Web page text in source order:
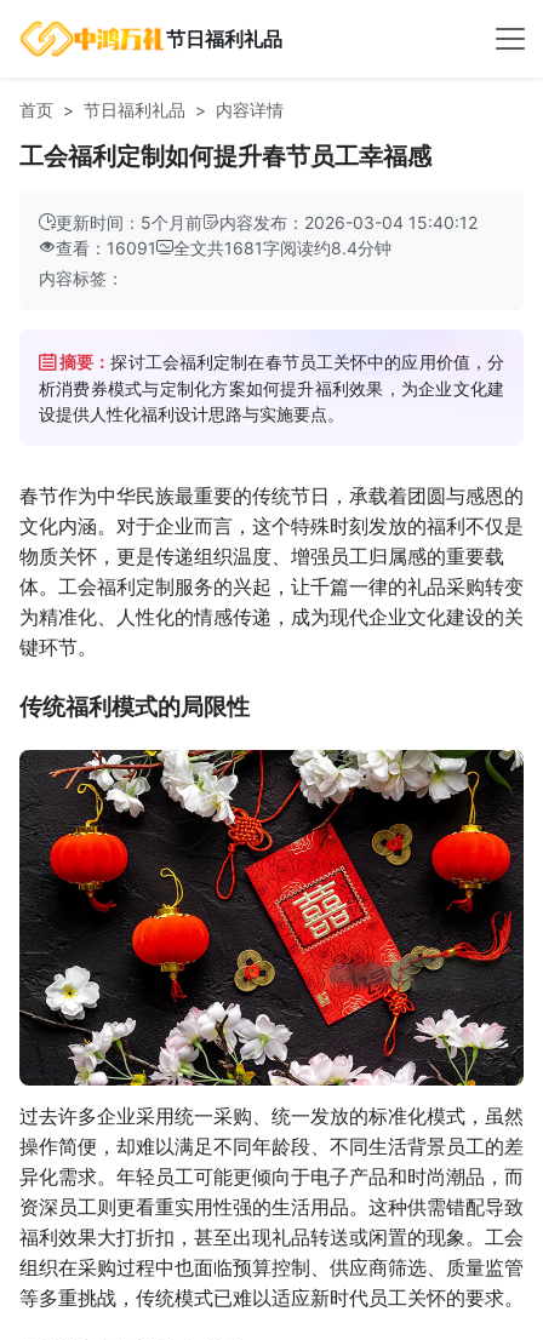
节日福利礼品
首页 节日福利礼品 内容详情
工会福利定制如何提升春节员工幸福感
更新时间：5个月前
内容发布：2026-03-04 15:40:12
查看：16091
全文共1681字阅读约8.4分钟
内容标签：
摘要：探讨工会福利定制在春节员工关怀中的应用价值，分
析消费券模式与定制化方案如何提升福利效果，为企业文化建
设提供人性化福利设计思路与实施要点。
春节作为中华民族最重要的传统节日，承载着团圆与感恩的
文化内涵。对于企业而言，这个特殊时刻发放的福利不仅是
物质关怀，更是传递组织温度、增强员工归属感的重要载
体。工会福利定制服务的兴起，让千篇一律的礼品采购转变
为精准化、人性化的情感传递，成为现代企业文化建设的关
键环节。
传统福利模式的局限性
过去许多企业采用统一采购、统一发放的标准化模式，虽然
操作简便，却难以满足不同年龄段、不同生活背景员工的差
异化需求。年轻员工可能更倾向于电子产品和时尚潮品，而
资深员工则更看重实用性强的生活用品。这种供需错配导致
福利效果大打折扣，甚至出现礼品转送或闲置的现象。工会
组织在采购过程中也面临预算控制、供应商筛选、质量监管
等多重挑战，传统模式已难以适应新时代员工关怀的要求。